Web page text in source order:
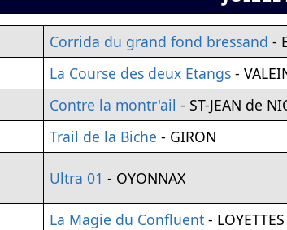
Corrida du grand fond bressand -
La Course des deux Etangs -
Contre la montr'ail - ST-JEAN de
Trail de la Biche - GIRON
Ultra 01 - OYONNAX
La Magie du Confluent - LOYETTES